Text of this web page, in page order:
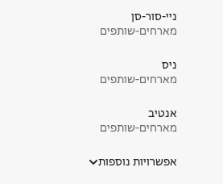
ניי-סור-סן
מארחים‑שותפים
ניס
מארחים‑שותפים
אנטיב
מארחים‑שותפים
אפשרויות נוספות